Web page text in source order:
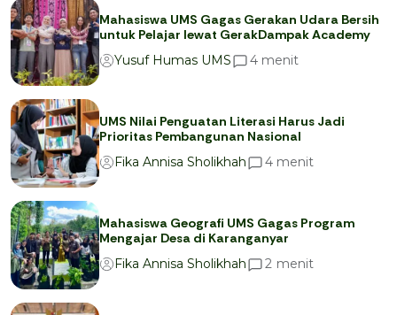
Mahasiswa UMS Gagas Gerakan Udara Bersih
untuk Pelajar lewat GerakDampak Academy
Yusuf Humas UMS
4 menit
UMS Nilai Penguatan Literasi Harus Jadi
Prioritas Pembangunan Nasional
Fika Annisa Sholikhah
4 menit
Mahasiswa Geografi UMS Gagas Program
Mengajar Desa di Karanganyar
Fika Annisa Sholikhah
2 menit